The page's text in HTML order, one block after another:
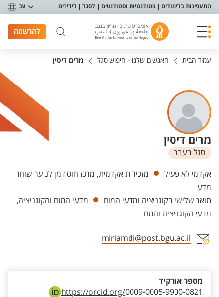
תפריט נגישות
התעניינות בלימודים סטודנטיות וסטודנטים לסגל לידידים עב
להרשמה
עמוד הבית האנשים שלנו - חיפוש סגל מרים דיסין
מרים דיסין
סגל בעבר
יחידות
אקדמי לא פעיל
מזכירות אקדמית, מרכז חוסידמן לנוער שוחר
מדע
תואר שלישי בקוגניציה ומדעי המוח
מדעי המוח והקוגניציה,
מדעי הקוגניציה והמח
miriamdi@post.bgu.ac.il
https://orcid.org/0009-0005-9900-0821
מספר אורקיד